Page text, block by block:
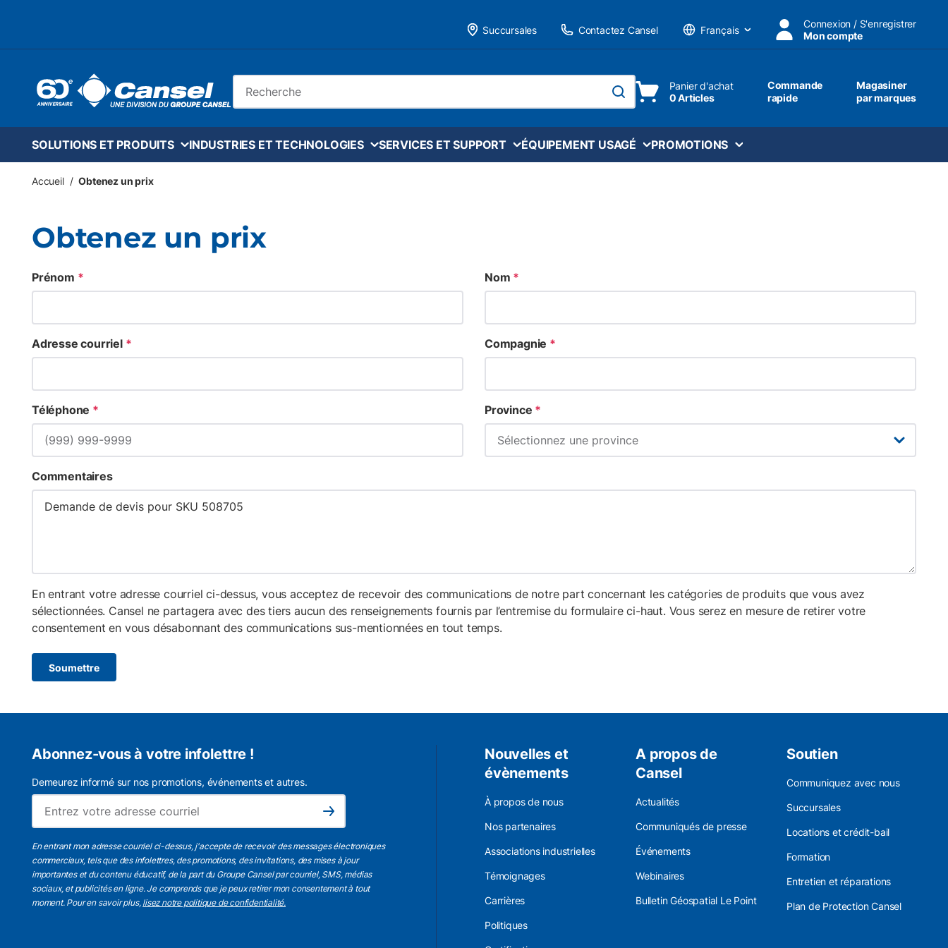
Succursales
Contactez Cansel
Langue
Connexion / S'enregistrer
Mon compte
soumettre une recherche
Panier d'achat
0 Articles
Commande
rapide
Magasiner
par marques
SOLUTIONS ET PRODUITS INDUSTRIES ET TECHNOLOGIES SERVICES ET SUPPORT ÉQUIPEMENT USAGÉ PROMOTIONS
Accueil / Obtenez un prix
Obtenez un prix
Prénom * Nom *
Adresse courriel* Compagnie *
Téléphone * Province *
Commentaires
En entrant votre adresse courriel ci-dessus, vous acceptez de recevoir des communications de notre part concernant les catégories de produits que vous avez
sélectionnées. Cansel ne partagera avec des tiers aucun des renseignements fournis par l’entremise du formulaire ci-haut. Vous serez en mesure de retirer votre
consentement en vous désabonnant des communications sus-mentionnées en tout temps.
Soumettre
Abonnez-vous à votre infolettre !
Demeurez informé sur nos promotions, événements et autres.
Subscribe
L'adresse électronique est obligatoire.
En entrant mon adresse courriel ci-dessus, j'accepte de recevoir des messages électroniques
commerciaux, tels que des infolettres, des promotions, des invitations, des mises à jour
importantes et du contenu éducatif, de la part du Groupe Cansel par courriel, SMS, médias
sociaux, et publicités en ligne. Je comprends que je peux retirer mon consentement à tout
moment. Pour en savoir plus, lisez notre politique de confidentialité.
Nouvelles et
évènements
À propos de nous
Nos partenaires
Associations industrielles
Témoignages
Carrières
Politiques
A propos de
Cansel
Actualités
Communiqués de presse
Événements
Webinaires
Bulletin Géospatial Le Point
Soutien
Communiquez avec nous
Succursales
Locations et crédit-bail
Formation
Entretien et réparations
Plan de Protection Cansel